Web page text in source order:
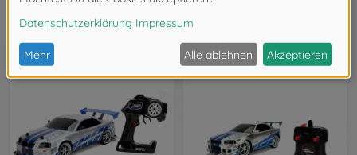
Fast&Furious RC Dom's Dodge Charger 1:16
253206012 253206013